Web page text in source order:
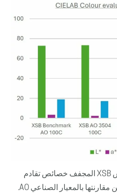
يظهر قياس اللون على اللاتكس XSB المجفف خصائص تقادم